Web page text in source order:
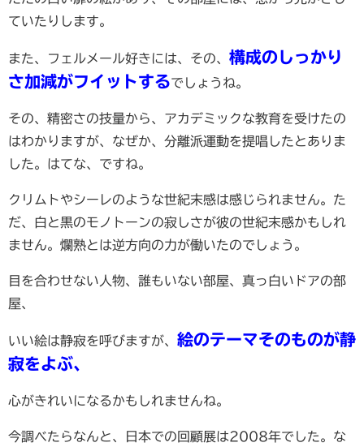
ていたりします。
また、フェルメール好きには、その、 構成のしっかり
さ加減がフイットするでしょうね。
その、精密さの技量から、アカデミックな教育を受けたの
はわかりますが、なぜか、分離派運動を提唱したとありま
した。はてな、ですね。
クリムトやシーレのような世紀末感は感じられません。た
だ、白と黒のモノトーンの寂しさが彼の世紀末感かもしれ
ません。爛熟とは逆方向の力が働いたのでしょう。
目を合わせない人物、誰もいない部屋、真っ白いドアの部
屋、
いい絵は静寂を呼びますが、 絵のテーマそのものが静
寂をよぶ、
心がきれいになるかもしれませんね。
今調べたらなんと、日本での回顧展は2008年でした。な